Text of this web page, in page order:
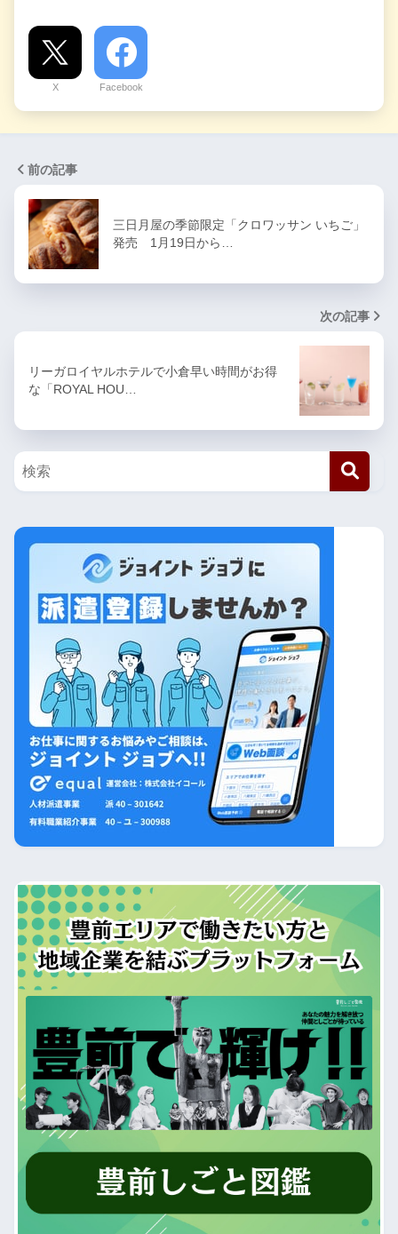
X Facebook
前の記事
三日月屋の季節限定「クロワッサン いちご」
発売 1月19日から…
次の記事
リーガロイヤルホテルで小倉早い時間がお得
な「ROYAL HOU…